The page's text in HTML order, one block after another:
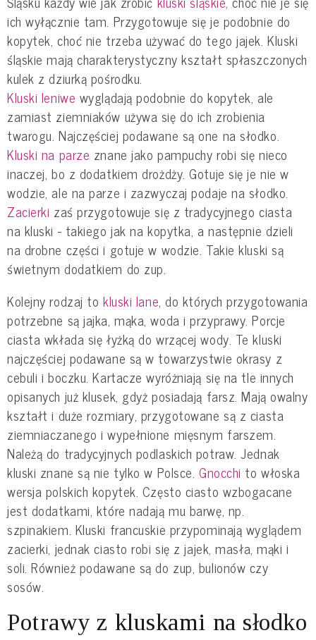
ich wyłącznie tam. Przygotowuje się je podobnie do
kopytek, choć nie trzeba używać do tego jajek. Kluski
śląskie mają charakterystyczny kształt spłaszczonych
kulek z dziurką pośrodku.
Kluski leniwe wyglądają podobnie do kopytek, ale
zamiast ziemniaków używa się do ich zrobienia
twarogu. Najczęściej podawane są one na słodko.
Kluski na parze znane jako pampuchy robi się nieco
inaczej, bo z dodatkiem drożdży. Gotuje się je nie w
wodzie, ale na parze i zazwyczaj podaje na słodko.
Zacierki zaś przygotowuje się z tradycyjnego ciasta
na kluski - takiego jak na kopytka, a następnie dzieli
na drobne części i gotuje w wodzie. Takie kluski są
świetnym dodatkiem do zup.
Kolejny rodzaj to kluski lane, do których przygotowania
potrzebne są jajka, mąka, woda i przyprawy. Porcje
ciasta wkłada się łyżką do wrzącej wody. Te kluski
najczęściej podawane są w towarzystwie okrasy z
cebuli i boczku. Kartacze wyróżniają się na tle innych
opisanych już klusek, gdyż posiadają farsz. Mają owalny
kształt i duże rozmiary, przygotowane są z ciasta
ziemniaczanego i wypełnione mięsnym farszem.
Należą do tradycyjnych podlaskich potraw. Jednak
kluski znane są nie tylko w Polsce. Gnocchi to włoska
wersja polskich kopytek. Często ciasto wzbogacane
jest dodatkami, które nadają mu barwę, np.
szpinakiem. Kluski francuskie przypominają wyglądem
zacierki, jednak ciasto robi się z jajek, masła, mąki i
soli. Również podawane są do zup, bulionów czy
sosów.
Potrawy z kluskami na słodko